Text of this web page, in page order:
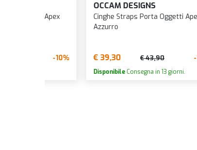
OCCAM DESIGNS
Cinghe Straps Porta Oggetti Apex
€ 39,30 € 43,90 -10%
Consegna in 13 giorni.